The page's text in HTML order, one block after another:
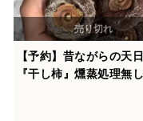
【予約】昔ながらの天
『干し柿』燻蒸処理無